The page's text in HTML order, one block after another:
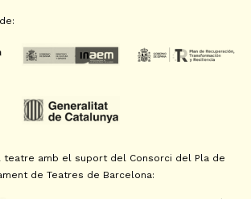
amb el suport del Consorci del Pla de
de Teatres de Barcelona: